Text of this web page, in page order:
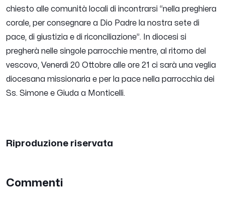
chiesto alle comunità locali di incontrarsi “nella preghiera
corale, per consegnare a Dio Padre la nostra sete di
pace, di giustizia e di riconciliazione”. In diocesi si
pregherà nelle singole parrocchie mentre, al ritorno del
vescovo, Venerdì 20 Ottobre alle ore 21 ci sarà una veglia
diocesana missionaria e per la pace nella parrocchia dei
Ss. Simone e Giuda a Monticelli.
Riproduzione riservata
Commenti